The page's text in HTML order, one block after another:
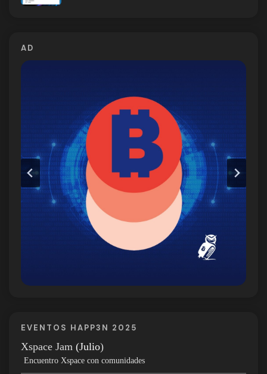
AD
EVENTOS HAPP3N 2025
Xspace Jam (Julio)
Encuentro Xspace con comunidades